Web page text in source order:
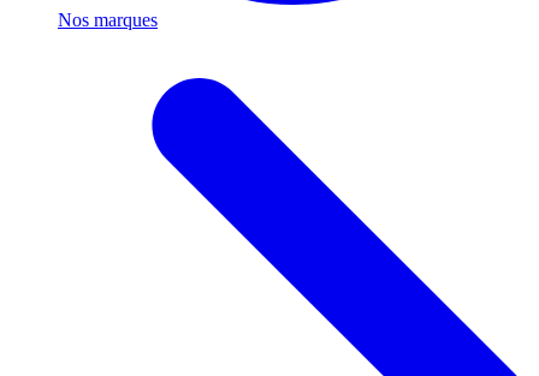
Nos marques